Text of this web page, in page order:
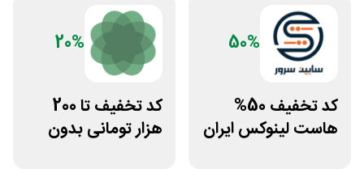
50%
کد تخفیف 50%
هاست لینوکس ایران
20%
کد تخفیف تا 200
هزار تومانی بدون